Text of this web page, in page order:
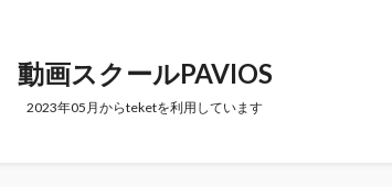
動画スクールPAVIOS
2023年05月からteketを利用しています